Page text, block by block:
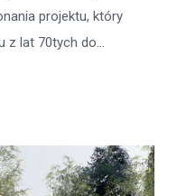
projektu, który
z lat 70tych do...